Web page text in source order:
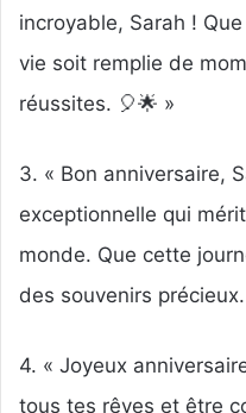
incroyable, Sarah !
vie soit remplie de
réussites. 🎈🌟 »
3. « Bon anniversaire,
exceptionnelle qui
monde. Que cette
des souvenirs
4. « Joyeux
tous tes rêves et être